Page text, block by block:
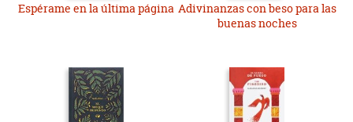
Espérame en la última página Adivinanzas con beso para las
buenas noches